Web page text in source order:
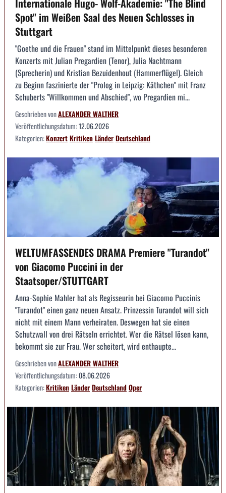
Internationale Hugo- Wolf-Akademie: "The Blind
Spot" im Weißen Saal des Neuen Schlosses in
Stuttgart
"Goethe und die Frauen" stand im Mittelpunkt dieses besonderen
Konzerts mit Julian Pregardien (Tenor), Julia Nachtmann
(Sprecherin) und Kristian Bezuidenhout (Hammerflügel). Gleich
zu Beginn faszinierte der "Prolog in Leipzig: Käthchen" mit Franz
Schuberts "Willkommen und Abschied", wo Pregardien mi...
Geschrieben vonALEXANDER WALTHER
Veröffentlichungsdatum:12.06.2026
Kategorien:KonzertKritikenLänderDeutschland
WELTUMFASSENDES DRAMA Premiere "Turandot"
von Giacomo Puccini in der
Staatsoper/STUTTGART
Anna-Sophie Mahler hat als Regisseurin bei Giacomo Puccinis
"Turandot" einen ganz neuen Ansatz. Prinzessin Turandot will sich
nicht mit einem Mann verheiraten. Deswegen hat sie einen
Schutzwall von drei Rätseln errichtet. Wer die Rätsel lösen kann,
bekommt sie zur Frau. Wer scheitert, wird enthaupte...
Geschrieben vonALEXANDER WALTHER
Veröffentlichungsdatum:08.06.2026
Kategorien:KritikenLänderDeutschlandOper